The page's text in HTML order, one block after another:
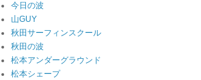
今日の波
山GUY
秋田サーフィンスクール
秋田の波
松本アンダーグラウンド
松本シェープ